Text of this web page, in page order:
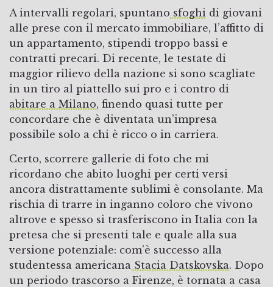
A intervalli regolari, spuntano sfoghi di giovani
alle prese con il mercato immobiliare, l’affitto di
un appartamento, stipendi troppo bassi e
contratti precari. Di recente, le testate di
maggior rilievo della nazione si sono scagliate
in un tiro al piattello sui pro e i contro di
abitare a Milano, finendo quasi tutte per
concordare che è diventata un’impresa
possibile solo a chi è ricco o in carriera.
Certo, scorrere gallerie di foto che mi
ricordano che abito luoghi per certi versi
ancora distrattamente sublimi è consolante. Ma
rischia di trarre in inganno coloro che vivono
altrove e spesso si trasferiscono in Italia con la
pretesa che si presenti tale e quale alla sua
versione potenziale: com’è successo alla
studentessa americana Stacia Datskovska. Dopo
un periodo trascorso a Firenze, è tornata a casa